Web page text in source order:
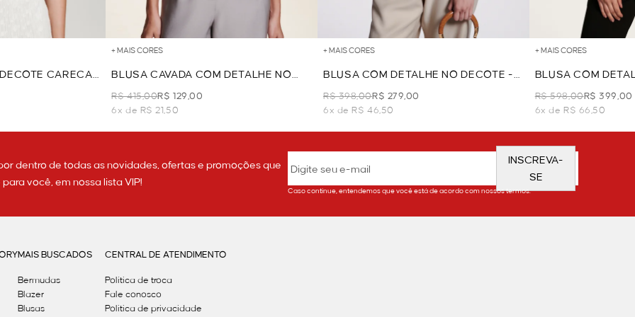
CARECA
+ MAIS CORES
BLUSA CAVADA COM DETALHE NO
DECOTE - PRETO
R$ 415,00R$ 129,00
6x de R$ 21,50
+ MAIS CORES
BLUSA COM DETALHE NO DECOTE -
PRETO
R$ 398,00R$ 279,00
6x de R$ 46,50
+ MAIS CORES
BLUSA COM
PUNHO - PRETO
R$ 598,00R$ 399,00
6x de R$ 66,50
dentro de todas as novidades, ofertas e promoções que
você, em nossa lista VIP!
INSCREVA-
SE
Caso continue, entendemos que você está de acordo com nossos termos.
MAIS BUSCADOS
Bermudas
Blazer
Blusas
CENTRAL DE ATENDIMENTO
Política de troca
Fale conosco
Politica de privacidade